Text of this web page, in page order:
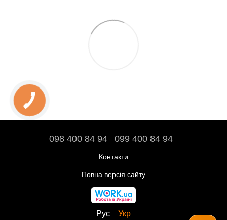
098 400 84 94‬ 099 400 84 94
Контакти
Повна версія сайту
Рус Укр